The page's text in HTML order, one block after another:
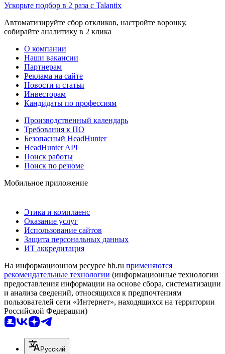
Ускорьте подбор в 2 раза с Talantix
Автоматизируйте сбор откликов, настройте воронку,
собирайте аналитику в 2 клика
О компании
Наши вакансии
Партнерам
Реклама на сайте
Новости и статьи
Инвесторам
Кандидаты по профессиям
Производственный календарь
Требования к ПО
Безопасный HeadHunter
HeadHunter API
Поиск работы
Поиск по резюме
Мобильное приложение
Этика и комплаенс
Оказание услуг
Использование сайтов
Защита персональных данных
ИТ аккредитация
На информационном ресурсе hh.ru применяются
рекомендательные технологии (информационные технологии
предоставления информации на основе сбора, систематизации
и анализа сведений, относящихся к предпочтениям
пользователей сети «Интернет», находящихся на территории
Российской Федерации)
Русский